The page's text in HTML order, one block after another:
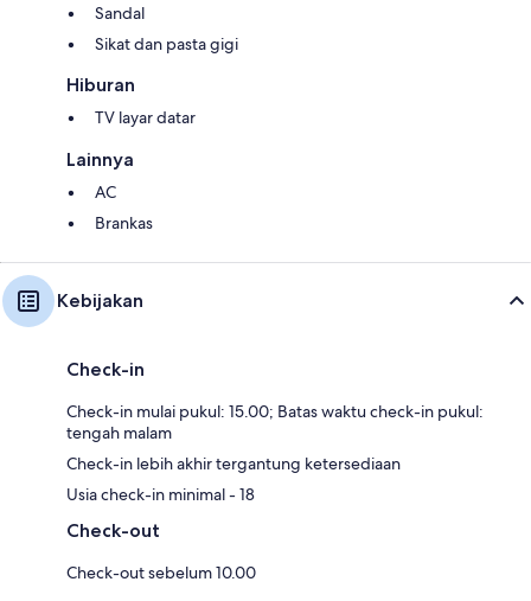
Sandal
Sikat dan pasta gigi
Hiburan
TV layar datar
Lainnya
AC
Brankas
Kebijakan
Check-in
Check-in mulai pukul: 15.00; Batas waktu check-in pukul:
tengah malam
Check-in lebih akhir tergantung ketersediaan
Usia check-in minimal - 18
Check-out
Check-out sebelum 10.00